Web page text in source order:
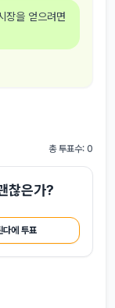
장을 얻으려면
총 투표수: 0
찮은가?
다에 투표